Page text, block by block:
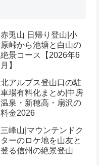
赤兎山 日帰り登山|小
原峠から池塘と白山の
絶景コース【2026年6
月】
北アルプス登山口の駐
車場有料化まとめ|中房
温泉・新穂高・扇沢の
料金2026
三峰山|マウンテンドク
ターのロケ地を山友と
登る信州の絶景登山